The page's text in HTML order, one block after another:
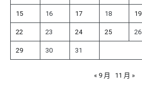
15 16 17 18 19
22 23 24 25 26
29 30 31
« 9 月 11 月 »